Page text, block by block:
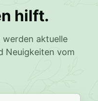
hilft.
aktuelle
Neuigkeiten vom